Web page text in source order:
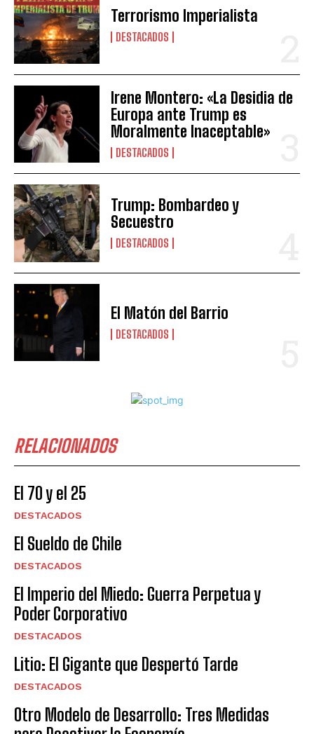
Terrorismo Imperialista
DESTACADOS
Irene Montero: «La Desidia de
Europa ante Trump es
Moralmente Inaceptable»
DESTACADOS
Trump: Bombardeo y
Secuestro
DESTACADOS
El Matón del Barrio
DESTACADOS
RELACIONADOS
El 70 y el 25
DESTACADOS
El Sueldo de Chile
DESTACADOS
El Imperio del Miedo: Guerra Perpetua y
Poder Corporativo
DESTACADOS
Litio: El Gigante que Despertó Tarde
DESTACADOS
Otro Modelo de Desarrollo: Tres Medidas